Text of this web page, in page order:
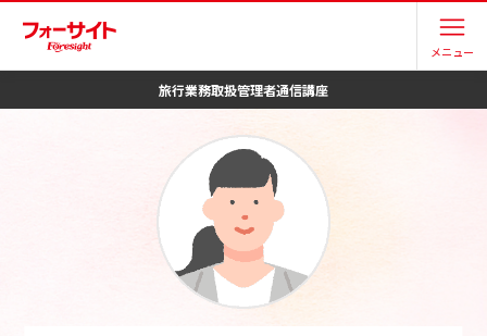
メニュー
旅行業務取扱管理者通信講座